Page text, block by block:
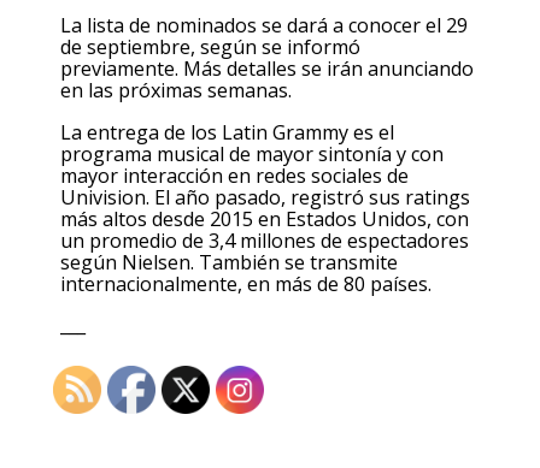
La lista de nominados se dará a conocer el 29
de septiembre, según se informó
previamente. Más detalles se irán anunciando
en las próximas semanas.
La entrega de los Latin Grammy es el
programa musical de mayor sintonía y con
mayor interacción en redes sociales de
Univision. El año pasado, registró sus ratings
más altos desde 2015 en Estados Unidos, con
un promedio de 3,4 millones de espectadores
según Nielsen. También se transmite
internacionalmente, en más de 80 países.